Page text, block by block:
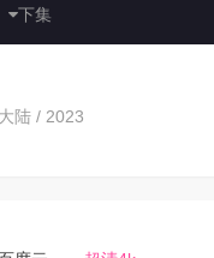
下集
陆 / 2023